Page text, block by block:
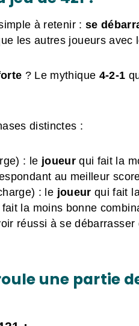
à retenir : se
les autres joueurs avec
? Le mythique 4-2-1
distinctes :
: le joueurqui fait la
au meilleur
: le joueurqui fait
la moins bonne
réussi à se
une partie